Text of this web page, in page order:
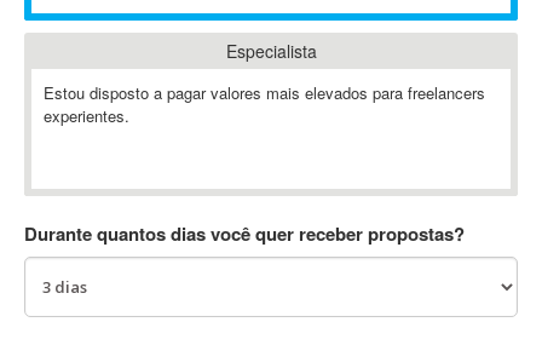
Ableton
Ableton Push
Abstract
AC3
Especialista
Estou disposto a pagar valores mais elevados para freelancers
experientes.
Durante quantos dias você quer receber propostas?